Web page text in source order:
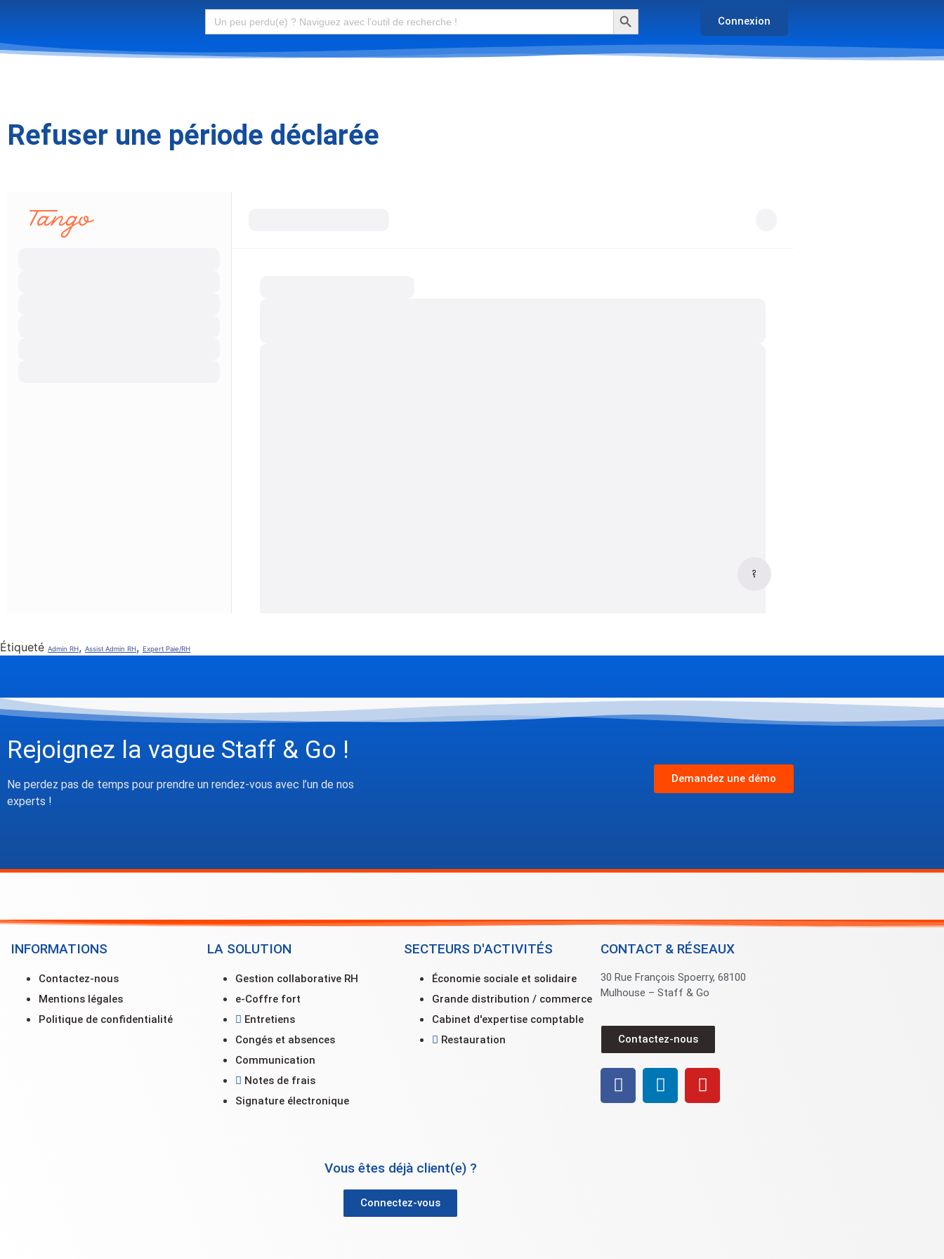
Search
for:
Search Button
Connexion
Refuser une période déclarée
Étiqueté Admin RH, Assist Admin RH, Expert Paie/RH
Rejoignez la vague Staff & Go !
Ne perdez pas de temps pour prendre un rendez-vous avec l’un de nos
experts !
Demandez une démo
INFORMATIONS
Contactez-nous
Mentions légales
Politique de confidentialité
LA SOLUTION
Gestion collaborative RH
e-Coffre fort
Entretiens
Congés et absences
Communication
Notes de frais
Signature électronique
SECTEURS D'ACTIVITÉS
Économie sociale et solidaire
Grande distribution / commerce
Cabinet d'expertise comptable
Restauration
CONTACT & RÉSEAUX
30 Rue François Spoerry, 68100
Mulhouse – Staff & Go
Contactez-nous
Vous êtes déjà client(e) ?
Connectez-vous